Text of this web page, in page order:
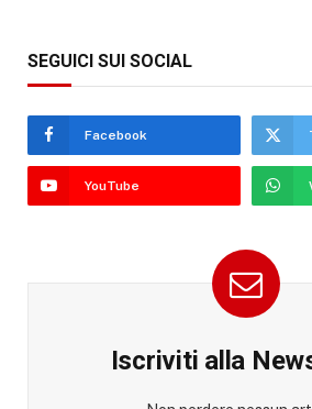
SEGUICI SUI SOCIAL
Facebook
YouTube
Iscriviti alla